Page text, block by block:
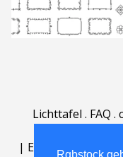
Lichttafel . FAQ .
| English | Deutsch